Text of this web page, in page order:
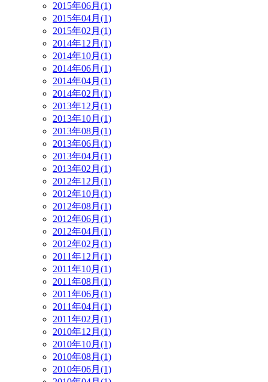
2015年06月(1)
2015年04月(1)
2015年02月(1)
2014年12月(1)
2014年10月(1)
2014年06月(1)
2014年04月(1)
2014年02月(1)
2013年12月(1)
2013年10月(1)
2013年08月(1)
2013年06月(1)
2013年04月(1)
2013年02月(1)
2012年12月(1)
2012年10月(1)
2012年08月(1)
2012年06月(1)
2012年04月(1)
2012年02月(1)
2011年12月(1)
2011年10月(1)
2011年08月(1)
2011年06月(1)
2011年04月(1)
2011年02月(1)
2010年12月(1)
2010年10月(1)
2010年08月(1)
2010年06月(1)